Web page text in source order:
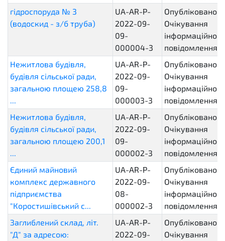
гідроспоруда № 3
(водоскид - з/б труба)
UA-AR-P-
2022-09-
09-
000004-3
Опубліковано.
Очікування
інформаційного
повідомлення
Нежитлова будівля,
будівля сільської ради,
загальною площею 258,8
...
UA-AR-P-
2022-09-
09-
000003-3
Опубліковано.
Очікування
інформаційного
повідомлення
Нежитлова будівля,
будівля сільської ради,
загальною площею 200,1
...
UA-AR-P-
2022-09-
09-
000002-3
Опубліковано.
Очікування
інформаційного
повідомлення
Єдиний майновий
комплекс державного
підприємства
"Коростишівський с...
UA-AR-P-
2022-09-
08-
000002-3
Опубліковано.
Очікування
інформаційного
повідомлення
Заглиблений склад, літ.
"Д" за адресою:
UA-AR-P-
2022-09-
Опубліковано.
Очікування